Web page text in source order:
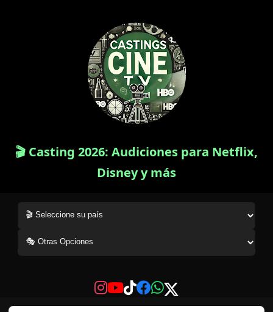
🎬 Casting 2026: Audiciones para Netflix,
Disney y más